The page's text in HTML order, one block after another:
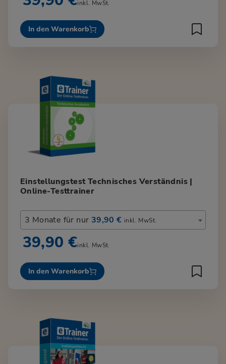
inkl. MwSt.
In den Warenkorb
Einstellungstest Technisches Verständnis |
Online-Testtrainer
3 Monate für nur 39,90 € inkl. MwSt.
39,90 €inkl. MwSt.
In den Warenkorb